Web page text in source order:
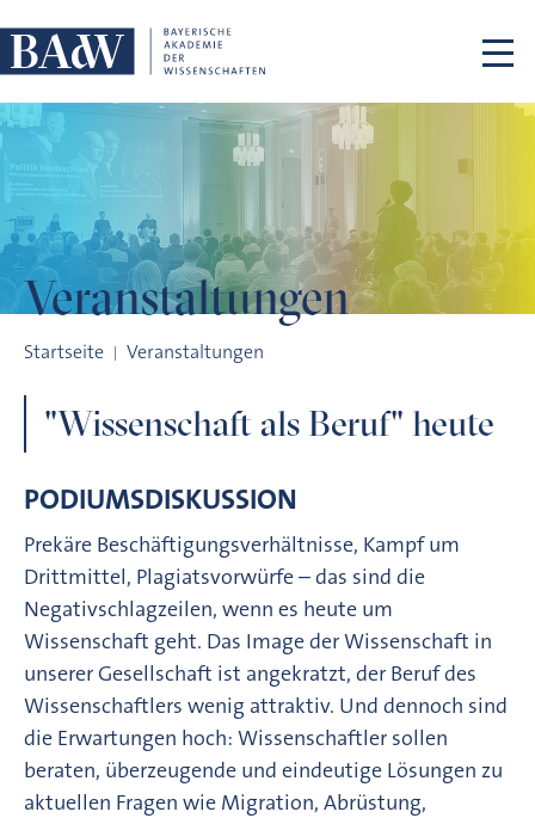
Veranstaltungen
Startseite Veranstaltungen
"Wissenschaft als Beruf" heute
PODIUMSDISKUSSION
Prekäre Beschäftigungsverhältnisse, Kampf um
Drittmittel, Plagiatsvorwürfe – das sind die
Negativschlagzeilen, wenn es heute um
Wissenschaft geht. Das Image der Wissenschaft in
unserer Gesellschaft ist angekratzt, der Beruf des
Wissenschaftlers wenig attraktiv. Und dennoch sind
die Erwartungen hoch: Wissenschaftler sollen
beraten, überzeugende und eindeutige Lösungen zu
aktuellen Fragen wie Migration, Abrüstung,